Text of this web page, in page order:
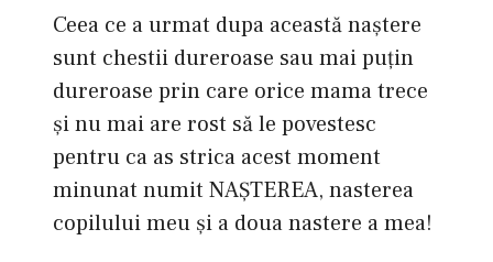
Ceea ce a urmat dupa această naştere
sunt chestii dureroase sau mai puţin
dureroase prin care orice mama trece
şi nu mai are rost să le povestesc
pentru ca as strica acest moment
minunat numit NAŞTEREA, nasterea
copilului meu şi a doua nastere a mea!